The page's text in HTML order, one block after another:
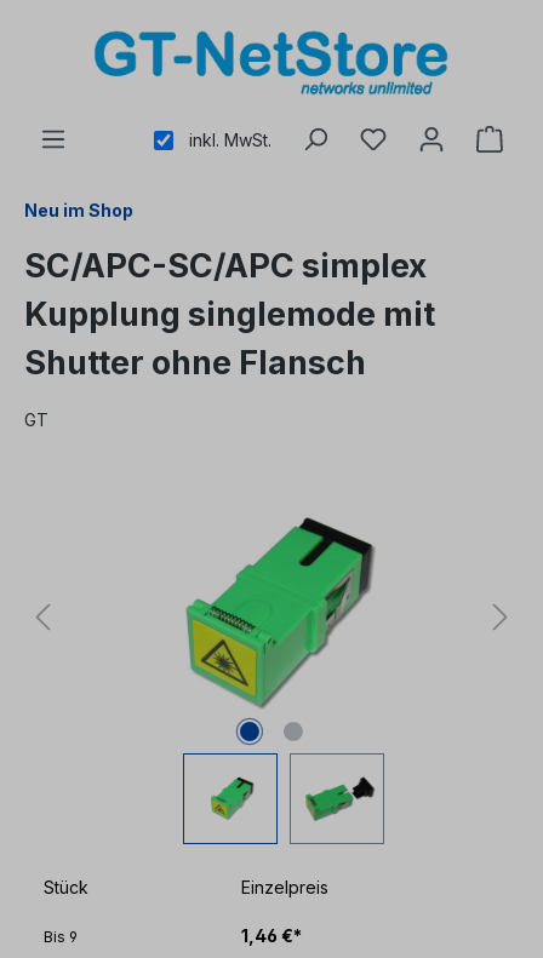
inkl. MwSt.
Neu im Shop
SC/APC-SC/APC simplex
Kupplung singlemode mit
Shutter ohne Flansch
GT
Stück Einzelpreis
Bis 9 1,46 €*